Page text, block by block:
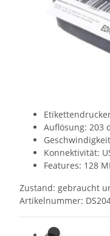
Auflösung: 203
Konnektivität:
Features: 128
Zustand: gebraucht
Artikelnummer: